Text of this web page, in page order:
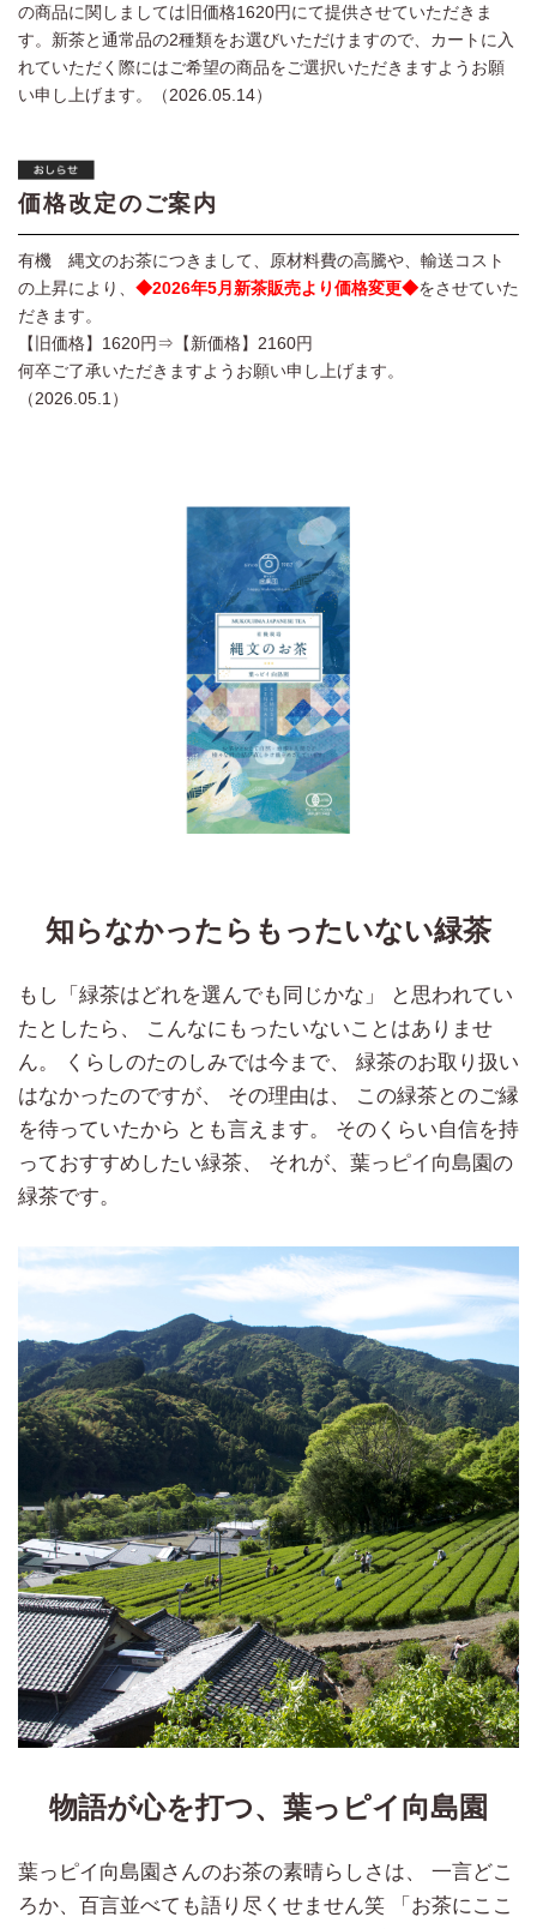
の商品に関しましては旧価格1620円にて提供させていただきま
す。新茶と通常品の2種類をお選びいただけますので、カートに入
れていただく際にはご希望の商品をご選択いただきますようお願
い申し上げます。（2026.05.14）
価格改定のご案内
有機 縄文のお茶につきまして、原材料費の高騰や、輸送コスト
の上昇により、 ◆2026年5月新茶販売より価格変更◆をさせていた
だきます。
【旧価格】1620円⇒【新価格】2160円
何卒ご了承いただきますようお願い申し上げます。
（2026.05.1）
知らなかったらもったいない緑茶
もし「緑茶はどれを選んでも同じかな」 と思われてい
たとしたら、 こんなにもったいないことはありませ
ん。 くらしのたのしみでは今まで、 緑茶のお取り扱い
はなかったのですが、 その理由は、 この緑茶とのご縁
を待っていたから とも言えます。 そのくらい自信を持
っておすすめしたい緑茶、 それが、葉っピイ向島園の
緑茶です。
物語が心を打つ、葉っピイ向島園
葉っピイ向島園さんのお茶の素晴らしさは、 一言どこ
ろか、百言並べても語り尽くせません笑 「お茶にここ